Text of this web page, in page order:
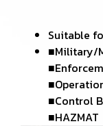
Suitable
■Military/
■Control
■HAZMAT